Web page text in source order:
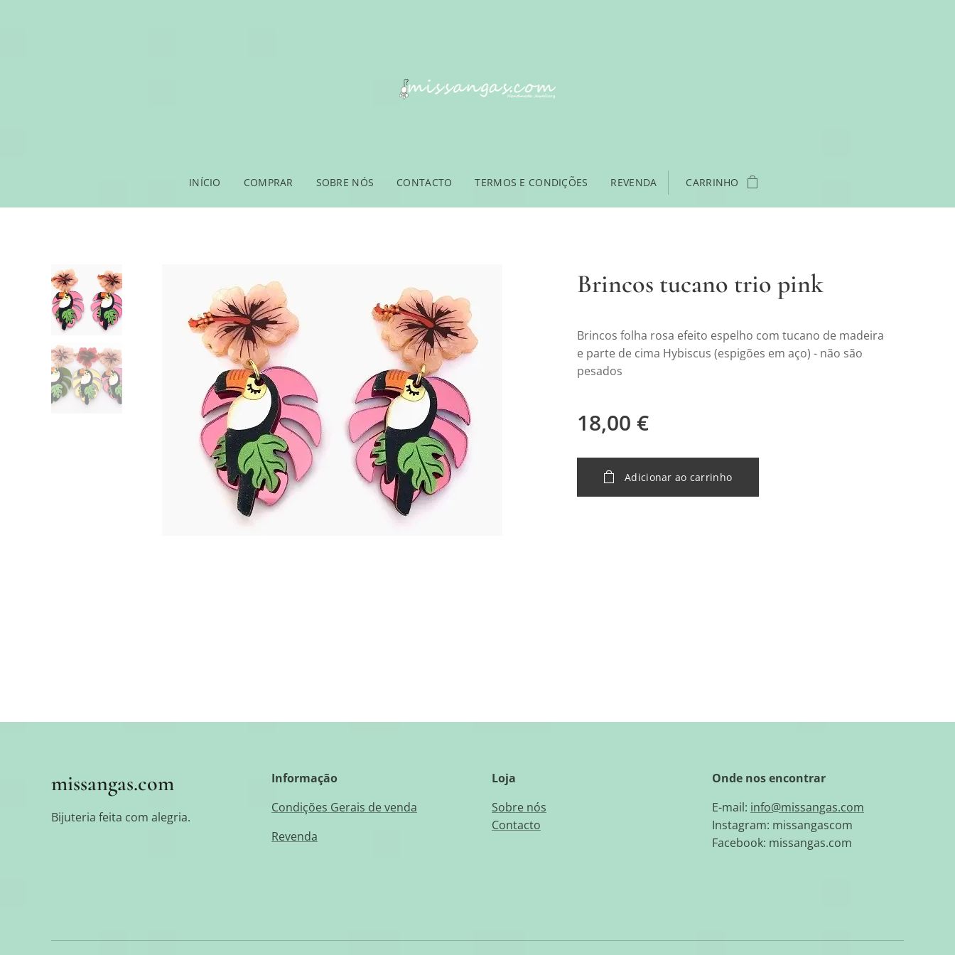
INÍCIO COMPRAR SOBRE NÓS CONTACTO TERMOS E CONDIÇÕES REVENDA CARRINHO
Brincos tucano trio pink
Brincos folha rosa efeito espelho com tucano de madeira
e parte de cima Hybiscus (espigões em aço) - não são
pesados
18,00 €
Adicionar ao carrinho
missangas.com
Bijuteria feita com alegria.
Informação
Condições Gerais de venda
Revenda
Loja
Sobre nós
Contacto
Onde nos encontrar
E-mail: info@missangas.com
Instagram: missangascom
Facebook: missangas.com